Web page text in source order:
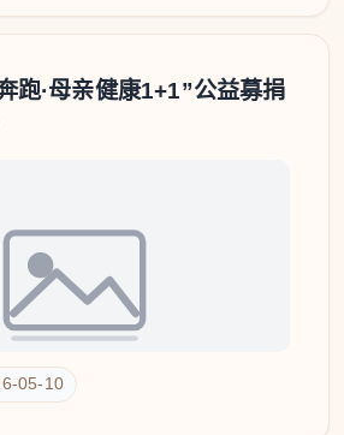
跑·母亲健康1+1”公益募捐
05-10